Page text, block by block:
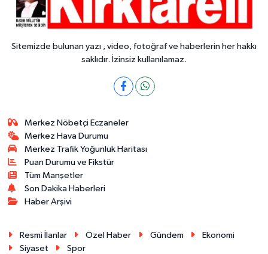
Sitemizde bulunan yazı , video, fotoğraf ve haberlerin her hakkı
saklıdır. İzinsiz kullanılamaz.
Merkez Nöbetçi Eczaneler
Merkez Hava Durumu
Merkez Trafik Yoğunluk Haritası
Puan Durumu ve Fikstür
Tüm Manşetler
Son Dakika Haberleri
Haber Arşivi
Resmi İlanlar Özel Haber Gündem
Ekonomi
Siyaset
Spor